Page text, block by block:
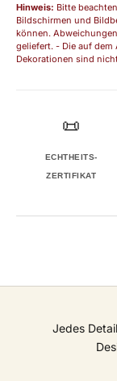
Hinweis: Bitte
Bildschirmen und
können.
geliefert. - Die auf
Dekorationen sind
📜
ECHTHEITS-
ZERTIFIKAT
Jedes